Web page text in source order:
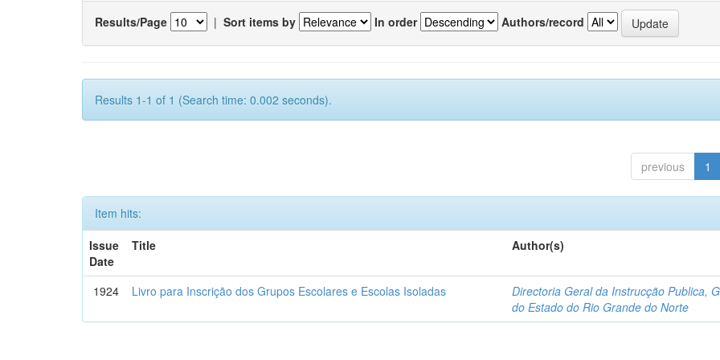
Results/Page | Sort items by In order Authors/record
Results 1-1 of 1 (Search time: 0.002 seconds).
previous 1
Item hits:
Issue
Date
Title Author(s)
1924 Livro para Inscrição dos Grupos Escolares e Escolas Isoladas
Directoria Geral da Instrucção Publica,
do Estado do Rio Grande do Norte